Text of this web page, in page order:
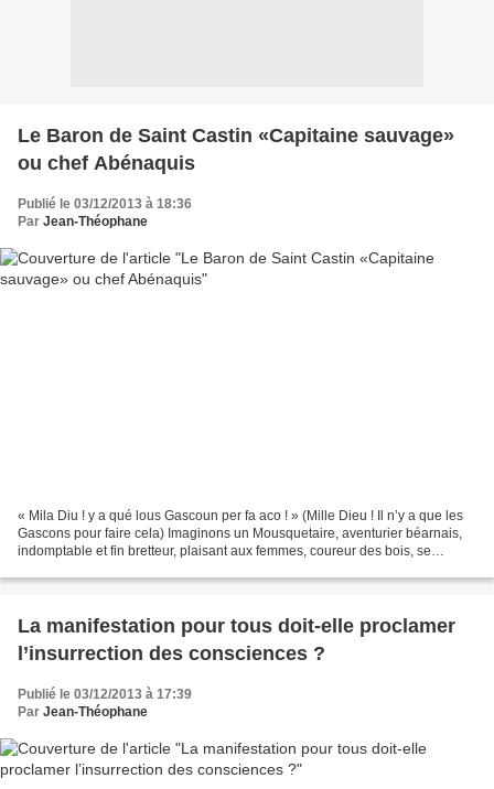
Le Baron de Saint Castin «Capitaine sauvage»
ou chef Abénaquis
Publié le 03/12/2013 à 18:36
Par Jean-Théophane
« Mila Diu ! y a qué lous Gascoun per fa aco ! » (Mille Dieu ! Il n’y a que les
Gascons pour faire cela) Imaginons un Mousquetaire, aventurier béarnais,
indomptable et fin bretteur, plaisant aux femmes, coureur des bois, se
La manifestation pour tous doit-elle proclamer
l’insurrection des consciences ?
Publié le 03/12/2013 à 17:39
Par Jean-Théophane